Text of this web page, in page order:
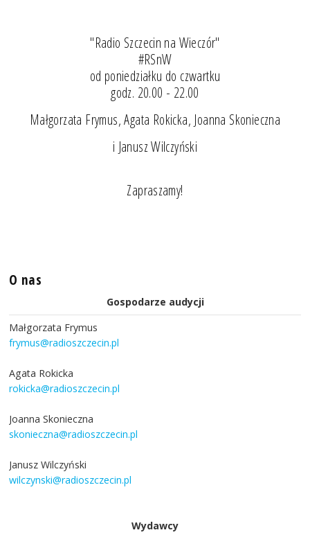
"Radio Szczecin na Wieczór"
#RSnW
od poniedziałku do czwartku
godz. 20.00 - 22.00
Małgorzata Frymus, Agata Rokicka, Joanna Skonieczna
i Janusz Wilczyński
Zapraszamy!
O nas
Gospodarze audycji
Małgorzata Frymus
frymus@radioszczecin.pl
Agata Rokicka
rokicka@radioszczecin.pl
Joanna Skonieczna
skonieczna@radioszczecin.pl
Janusz Wilczyński
wilczynski@radioszczecin.pl
Wydawcy